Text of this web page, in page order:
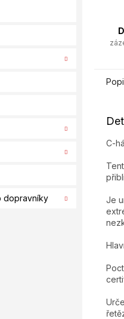
dopravníky
C-
Je